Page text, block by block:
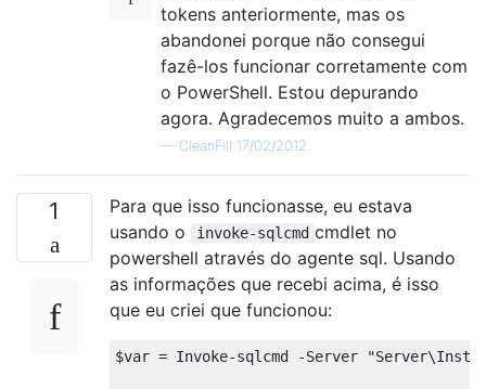
tokens anteriormente, mas os
abandonei porque não consegui
fazê-los funcionar corretamente com
o PowerShell. Estou depurando
agora. Agradecemos muito a ambos.
— CleanFill 17/02/2012
1
Para que isso funcionasse, eu estava
usando o
invoke-sqlcmd cmdlet no
powershell através do agente sql. Usando
as informações que recebi acima, é isso
que eu criei que funcionou:
$var = Invoke-sqlcmd -Server